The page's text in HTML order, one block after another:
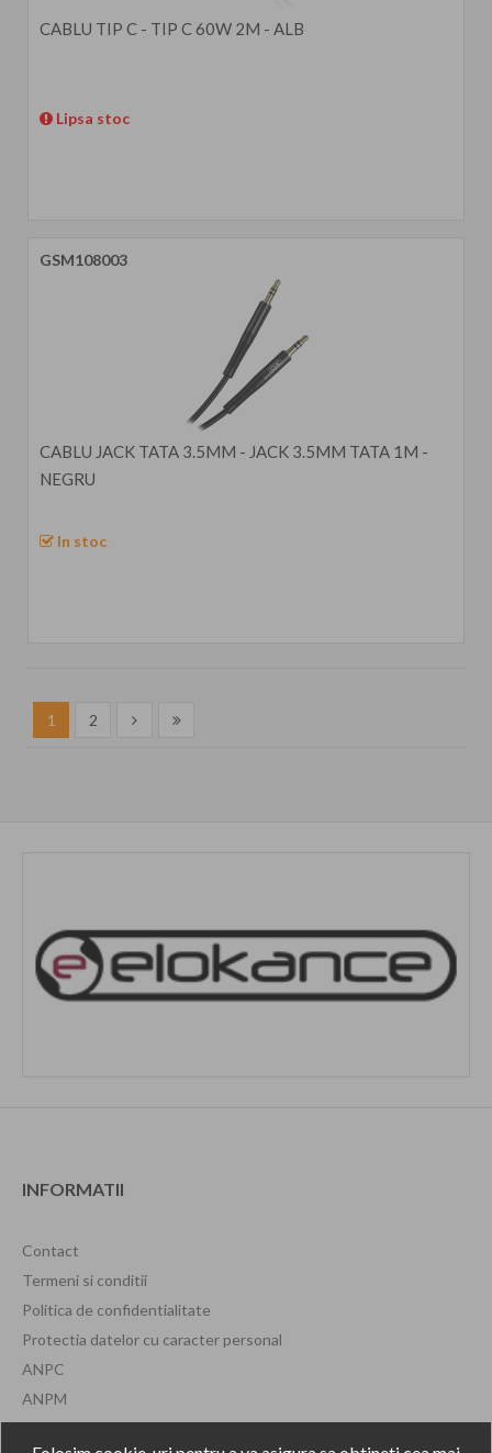
CABLU TIP C - TIP C 60W 2M - ALB
Lipsa stoc
GSM108003
CABLU JACK TATA 3.5MM - JACK 3.5MM TATA 1M -
NEGRU
In stoc
1 2
INFORMATII
Contact
Termeni si conditii
Politica de confidentialitate
Protectia datelor cu caracter personal
ANPC
ANPM
Formular de retragere